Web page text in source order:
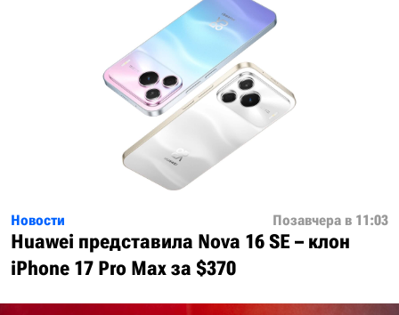
Новости Позавчера в 11:03
Huawei представила Nova 16 SE – клон
iPhone 17 Pro Max за $370